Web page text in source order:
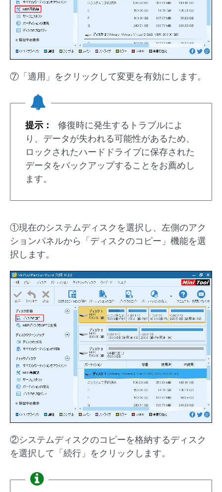
⑦「適用」をクリックして変更を有効にします。
提示：
修復時に発生するトラブルによ
り、データが失われる可能性があるため、
ロックされたハードドライブに保存された
データをバックアップすることをお薦めし
ます。
①現在のシステムディスクを選択し、左側のアク
ションパネルから「ディスクのコピー」機能を選
択します。
②システムディスクのコピーを格納するディスク
を選択して「続行」をクリックします。